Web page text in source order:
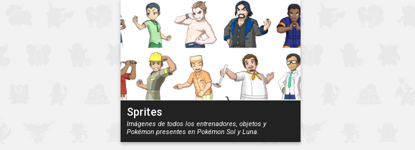
Sprites
Imágenes de todos los entrenadores, objetos y
Pokémon presentes en Pokémon Sol y Luna.